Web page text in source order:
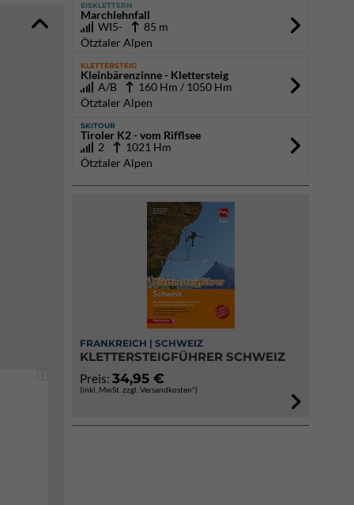
i
EISKLETTERN
Marchlehnfall
WI5-
85 m
Ötztaler Alpen
KLETTERSTEIG
Kleinbärenzinne - Klettersteig
A/B
160 Hm / 1050 Hm
Ötztaler Alpen
SKITOUR
Tiroler K2 - vom Rifflsee
2
1021 Hm
Ötztaler Alpen
FRANKREICH | SCHWEIZ
KLETTERSTEIGFÜHRER SCHWEIZ
Preis: 34,95 €
(inkl. MwSt. zzgl. Versandkosten*)